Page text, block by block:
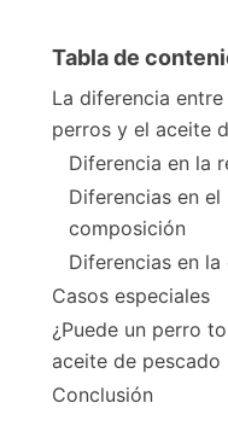
Tabla de
La diferencia
perros y el aceite
Diferencia en la
Diferencias en
composición
Diferencias en
Casos especiales
¿Puede un perro
aceite de pescado
Conclusión